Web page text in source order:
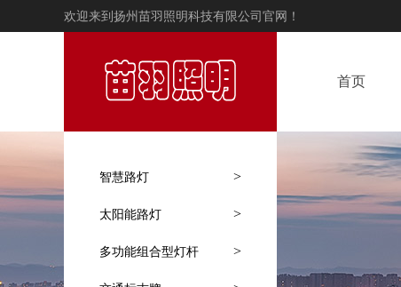
欢迎来到扬州苗羽照明科技有限公司官网！
智慧路灯 >
太阳能路灯 >
多功能组合型灯杆 >
首页